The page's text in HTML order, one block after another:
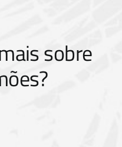
sobre